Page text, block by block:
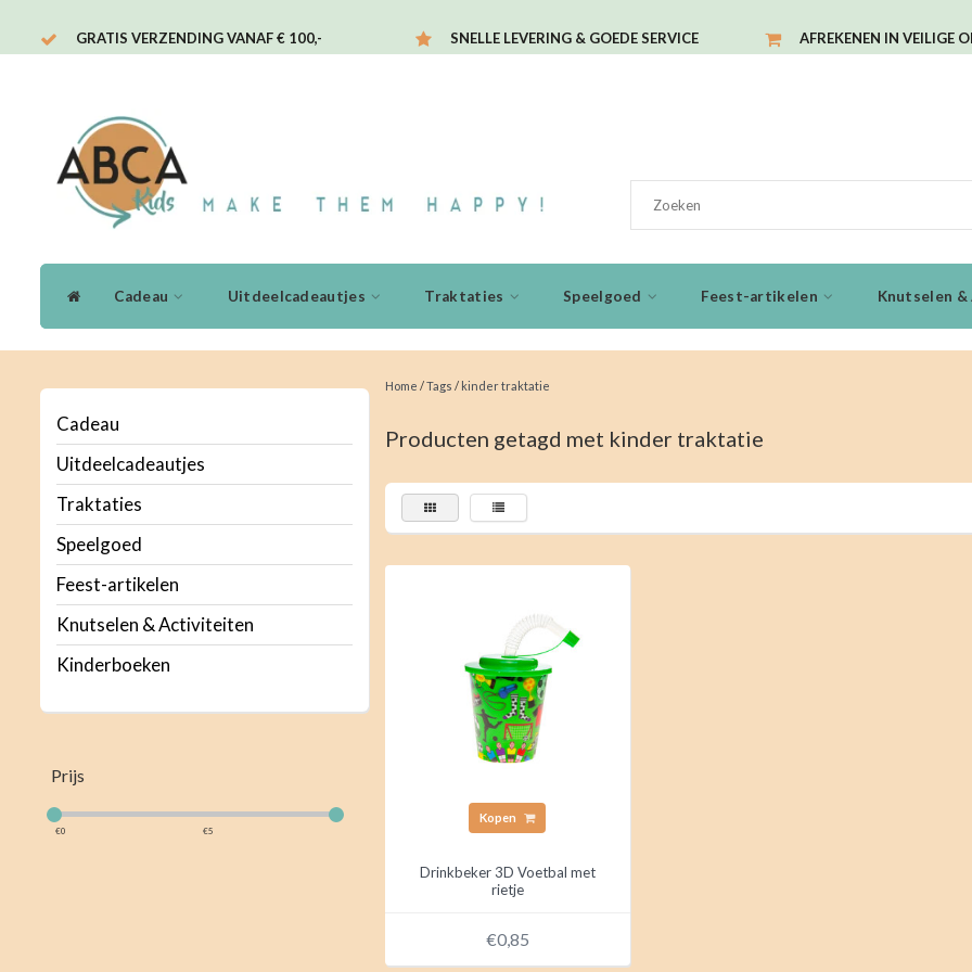
GRATIS VERZENDING VANAF € 100,- SNELLE LEVERING & GOEDE SERVICE AFREKENEN IN VEILIGE
Cadeau Uitdeelcadeautjes Traktaties Speelgoed Feest-artikelen Knutselen
Cadeau
Uitdeelcadeautjes
Traktaties
Speelgoed
Feest-artikelen
Knutselen & Activiteiten
Kinderboeken
Prijs
€0 €5
Home /Tags / kinder traktatie
Producten getagd met kinder traktatie
Kopen
Drinkbeker 3D Voetbal met
rietje
€0,85